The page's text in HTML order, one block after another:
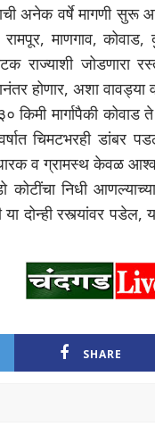
अनेक वर्षे मागणी सुरू
रामपूर, माणगाव,
राज्याशी जोडणारा
होणार, अशा
मार्गापैकी कोवाड
चिमटभरही
व ग्रामस्थ केवळ
निधी
या दोन्ही रस्त्यांवर
SHARE